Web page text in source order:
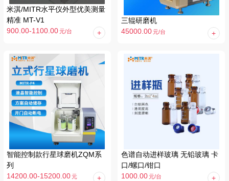
米淇/MITR水平仪外型优美测量
精准 MT-V1
900.00-1100.00 元/台
三辊研磨机
45000.00元/台
智能控制款行星球磨机ZQM系
列
14200.00-15200.00 元
色谱自动进样玻璃 无铅玻璃 卡
口/螺口/钳口
1000.00元/台